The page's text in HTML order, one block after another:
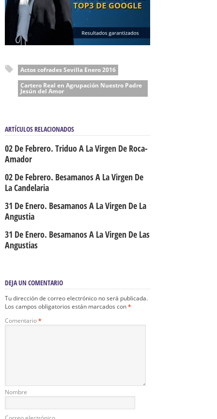
Actos cofrades Sevilla Enero 2016
Cartero Real en Agrupación Nuestro Padre
Jesún del Amor
ARTÍCULOS RELACIONADOS
02 De Febrero. Triduo A La Virgen De Roca-
Amador
02 De Febrero. Besamanos A La Virgen De
La Candelaria
31 De Enero. Besamanos A La Virgen De La
Angustia
31 De Enero. Besamanos A La Virgen De Las
Angustias
DEJA UN COMENTARIO
Tu dirección de correo electrónico no será publicada.
Los campos obligatorios están marcados con*
Comentario*
Nombre